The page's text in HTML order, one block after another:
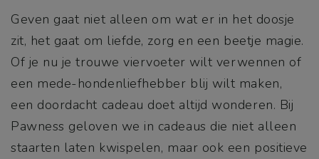
Geven gaat niet alleen om wat er in het doosje
zit, het gaat om liefde, zorg en een beetje magie.
Of je nu je trouwe viervoeter wilt verwennen of
een mede-hondenliefhebber blij wilt maken,
een doordacht cadeau doet altijd wonderen. Bij
Pawness geloven we in cadeaus die niet alleen
staarten laten kwispelen, maar ook een positieve